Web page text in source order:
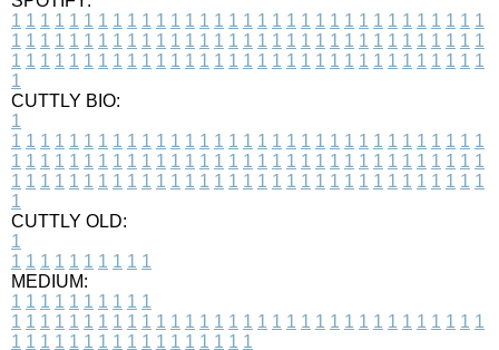
1 1 1 1 1 1 1 1 1 1 1 1 1 1 1 1 1 1 1 1 1 1 1 1 1 1 1 1 1 1 1 1 1
1 1 1 1 1 1 1 1 1 1 1 1 1 1 1 1 1 1 1 1 1 1 1 1 1 1 1 1 1 1 1 1 1
1 1 1 1 1 1 1 1 1 1 1 1 1 1 1 1 1 1 1 1 1 1 1 1 1 1 1 1 1 1 1 1 1
1
CUTTLY BIO:
1
1 1 1 1 1 1 1 1 1 1 1 1 1 1 1 1 1 1 1 1 1 1 1 1 1 1 1 1 1 1 1 1 1
1 1 1 1 1 1 1 1 1 1 1 1 1 1 1 1 1 1 1 1 1 1 1 1 1 1 1 1 1 1 1 1 1
1 1 1 1 1 1 1 1 1 1 1 1 1 1 1 1 1 1 1 1 1 1 1 1 1 1 1 1 1 1 1 1 1
1
CUTTLY OLD:
1
1 1 1 1 1 1 1 1 1 1
MEDIUM:
1 1 1 1 1 1 1 1 1 1
1 1 1 1 1 1 1 1 1 1 1 1 1 1 1 1 1 1 1 1 1 1 1 1 1 1 1 1 1 1 1 1 1
1 1 1 1 1 1 1 1 1 1 1 1 1 1 1 1 1